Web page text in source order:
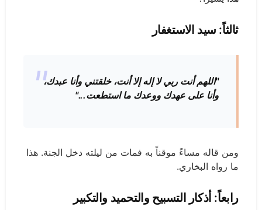
ثالثاً: سيد الاستغفار
"اللهم أنت ربي لا إله إلا أنت، خلقتني وأنا عبدك،
وأنا على عهدك ووعدك ما استطعت..."
ومن قاله مساءً موقناً به فمات من ليلته دخل الجنة. هذا
ما رواه البخاري.
رابعاً: أذكار التسبيح والتحميد والتكبير